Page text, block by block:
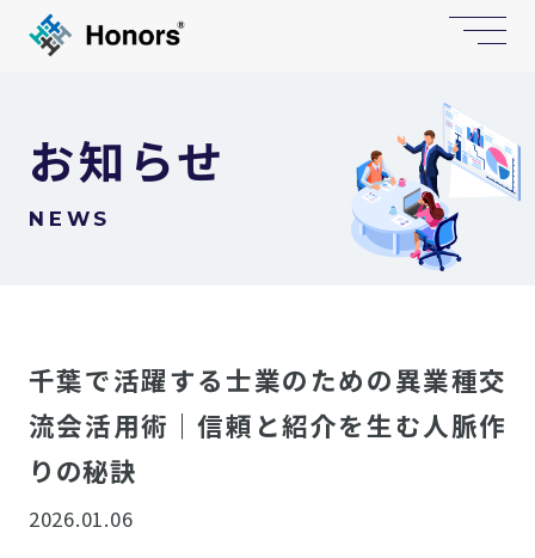
お知らせ
NEWS
千葉で活躍する士業のための異業種交
流会活用術｜信頼と紹介を生む人脈作
りの秘訣
2026.01.06